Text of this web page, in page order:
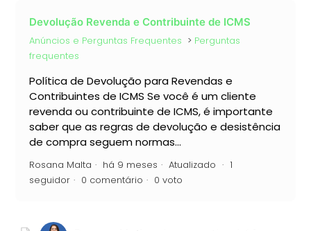
Devolução Revenda e Contribuinte de ICMS
Anúncios e Perguntas Frequentes
Perguntas
frequentes
Política de Devolução para Revendas e
Contribuintes de ICMS Se você é um cliente
revenda ou contribuinte de ICMS, é importante
saber que as regras de devolução e desistência
de compra seguem normas...
Rosana Malta há 9 meses Atualizado
1
seguidor
0 comentário 0 voto